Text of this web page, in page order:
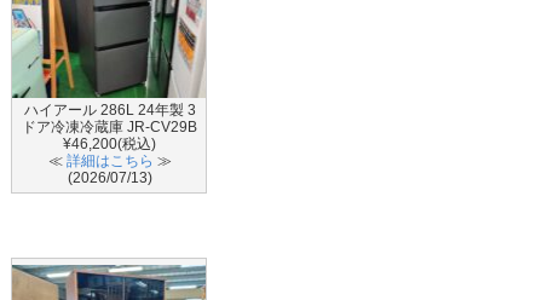
ハイアール 286L 24年製 3
ドア冷凍冷蔵庫 JR-CV29B
¥46,200(税込)
≪ 詳細はこちら ≫
(2026/07/13)